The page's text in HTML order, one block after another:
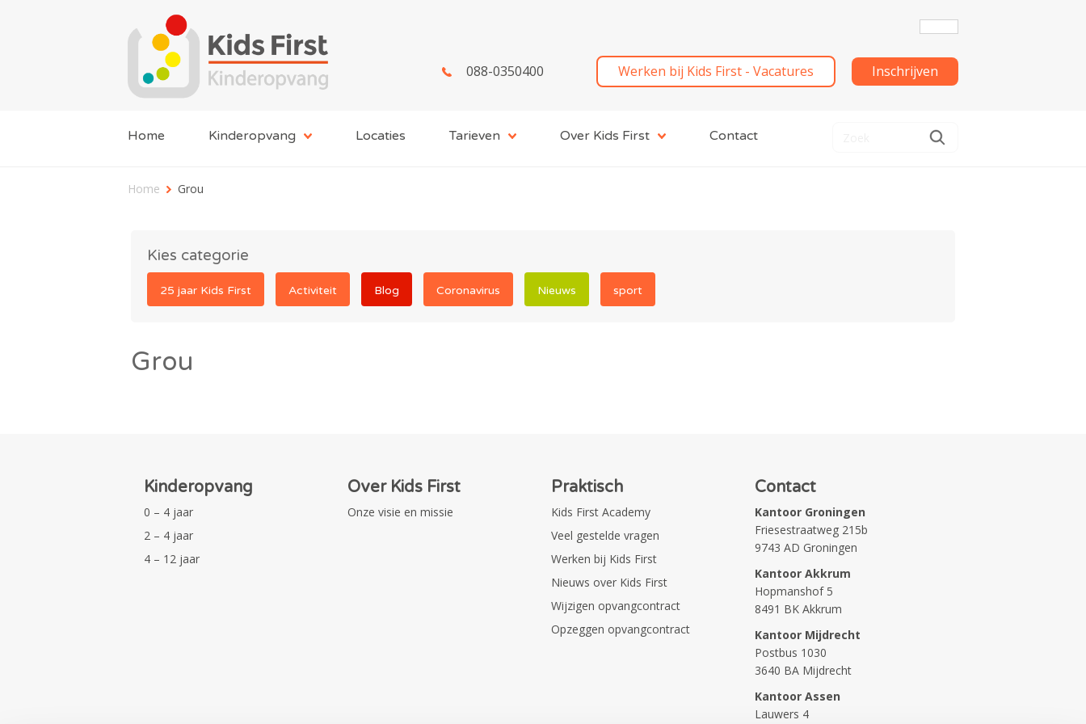
088-0350400 Werken bij Kids First - Vacatures Inschrijven
Home Kinderopvang Locaties Tarieven Over Kids First Contact
Home Grou
Kies categorie
25 jaar Kids First Activiteit Blog Coronavirus Nieuws sport
Grou
Kinderopvang
0 – 4 jaar
2 – 4 jaar
4 – 12 jaar
Over Kids First
Onze visie en missie
Praktisch
Kids First Academy
Veel gestelde vragen
Werken bij Kids First
Nieuws over Kids First
Wijzigen opvangcontract
Opzeggen opvangcontract
Contact
Kantoor Groningen
Friesestraatweg 215b
9743 AD Groningen
Kantoor Akkrum
Hopmanshof 5
8491 BK Akkrum
Kantoor Mijdrecht
Postbus 1030
3640 BA Mijdrecht
Kantoor Assen
Lauwers 4